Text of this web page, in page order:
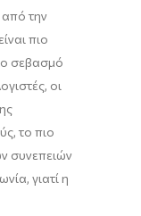
την
πιο
σεβασμό
, οι
το πιο
συνεπειών
γιατί η